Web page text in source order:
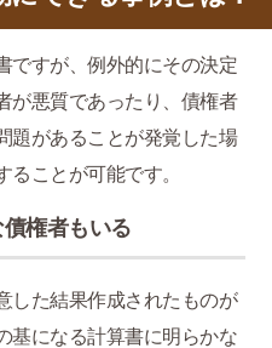
ですが、例外的にその決定
が悪質であったり、債権者
題があることが発覚した場
ことが可能です。
権者もいる
した結果作成されたものが
基になる計算書に明らかな